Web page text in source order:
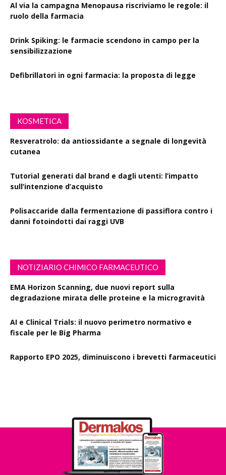
Al via la campagna Menopausa riscriviamo le regole: il
ruolo della farmacia
Drink Spiking: le farmacie scendono in campo per la
sensibilizzazione
Defibrillatori in ogni farmacia: la proposta di legge
KOSMETICA
Resveratrolo: da antiossidante a segnale di longevità
cutanea
Tutorial generati dal brand e dagli utenti: l’impatto
sull’intenzione d’acquisto
Polisaccaride dalla fermentazione di passiflora contro i
danni fotoindotti dai raggi UVB
NOTIZIARIO CHIMICO FARMACEUTICO
EMA Horizon Scanning, due nuovi report sulla
degradazione mirata delle proteine e la microgravità
AI e Clinical Trials: il nuovo perimetro normativo e
fiscale per le Big Pharma
Rapporto EPO 2025, diminuiscono i brevetti farmaceutici